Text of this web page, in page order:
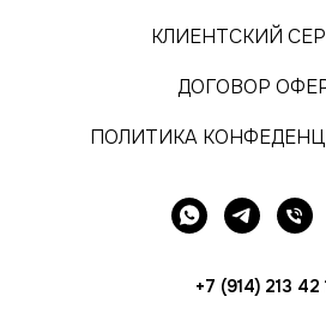
КЛИЕНТСКИЙ
ДОГОВОР
ПОЛИТИКА
+7 (914) 213 42